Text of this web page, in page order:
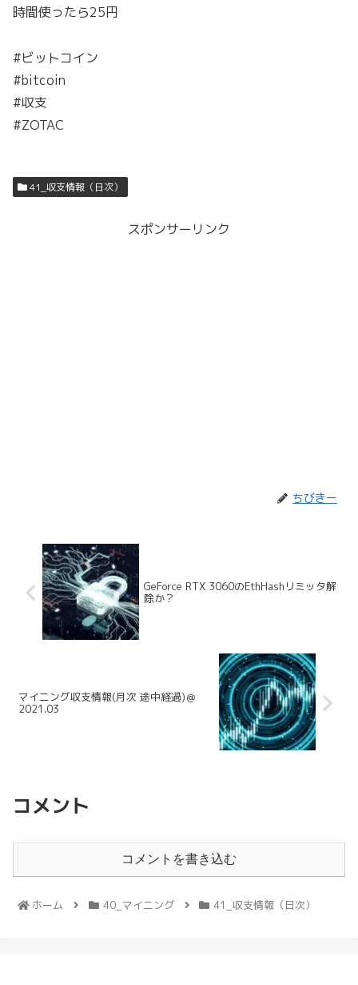
時間使ったら25円
#ビットコイン
#bitcoin
#収支
#ZOTAC
41_収支情報（日次）
スポンサーリンク
ちびきー
GeForce RTX 3060のEthHashリミッタ解
除か？
マイニング収支情報(月次 途中経過)＠
2021.03
コメント
コメントを書き込む
ホーム 40_マイニング 41_収支情報（日次）